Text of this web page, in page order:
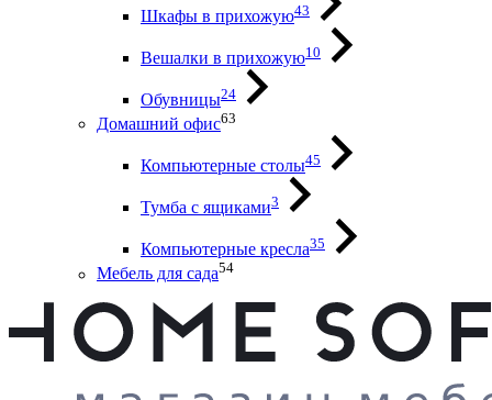
Шкафы в прихожую43
Вешалки в прихожую10
Обувницы24
Домашний офис63
Компьютерные столы45
Тумба с ящиками3
Компьютерные кресла35
Мебель для сада54